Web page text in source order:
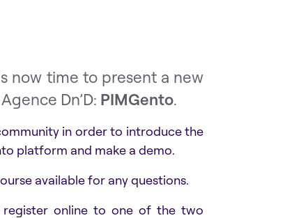
now time to present a new
Dn’D: PIMGento.
in order to introduce the
platform and make a demo.
available for any questions.
online to one of the two